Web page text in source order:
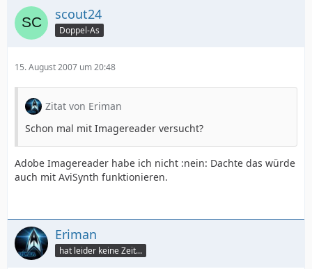
scout24
Doppel-As
15. August 2007 um 20:48
Zitat von Eriman
Schon mal mit Imagereader versucht?
Adobe Imagereader habe ich nicht :nein: Dachte das würde
auch mit AviSynth funktionieren.
Eriman
hat leider keine Zeit...